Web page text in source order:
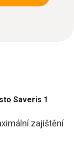
Saveris 1
zajištění